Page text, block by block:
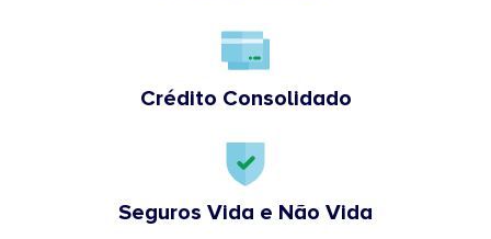
Crédito Consolidado
Seguros Vida e Não Vida